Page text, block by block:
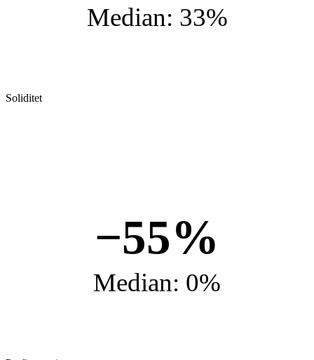
Median: 33%
Soliditet
−55%
Median: 0%